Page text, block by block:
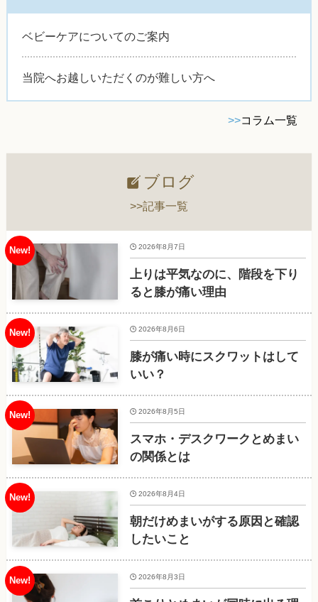
ベビーケアについてのご案内
当院へお越しいただくのが難しい方へ
>>コラム一覧
ブログ
>>記事一覧
上りは平気なのに、階段を下り
ると膝が痛い理由
2026年8月7日
膝が痛い時にスクワットはして
いい？
2026年8月6日
スマホ・デスクワークとめまい
の関係とは
2026年8月5日
朝だけめまいがする原因と確認
したいこと
2026年8月4日
2026年8月3日